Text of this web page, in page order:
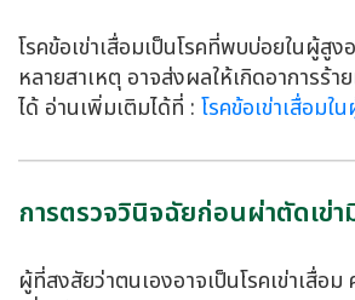
โรคข้อเข่าเสื่อมเป็นโรคที่พบบ่อยในผู้สูง
หลายสาเหตุ อาจส่งผลให้เกิดอาการร้
ได้ อ่านเพิ่มเติมได้ที่ : โรคข้อเข่าเสื่อมใ
การตรวจวินิจฉัยก่อนผ่าตัดเข่า
ผู้ที่สงสัยว่าตนเองอาจเป็นโรคเข่าเสื่อ